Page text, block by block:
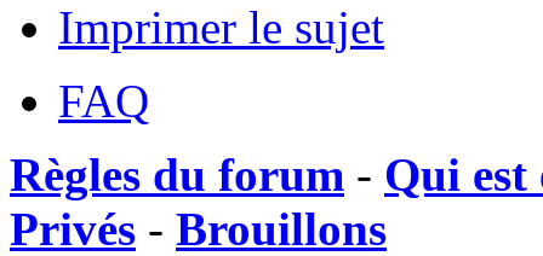
Imprimer le sujet
FAQ
Règles du forum - Qui est
Privés - Brouillons